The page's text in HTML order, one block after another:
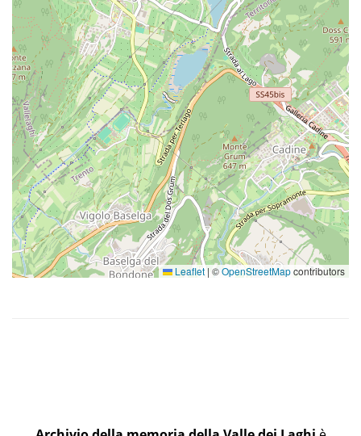
Leaflet | ©OpenStreetMapcontributors